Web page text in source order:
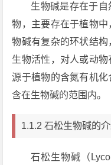
生物碱是存在于
物，主要存在于植物
物碱有复杂的环状结
生物活性，对人或动
源于植物的含氮有机
含在生物碱的范围内。
1.1.2 石松生物碱的
石松生物碱（